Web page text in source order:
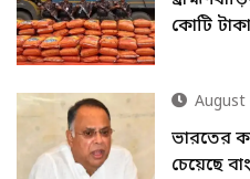
কোটি
August
ভারতের
চেয়েছে